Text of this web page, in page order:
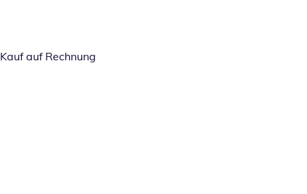
Kauf auf Rechnung